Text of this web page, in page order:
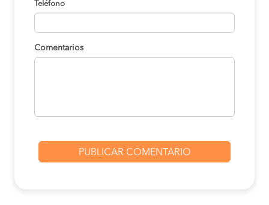
Teléfono
Comentarios